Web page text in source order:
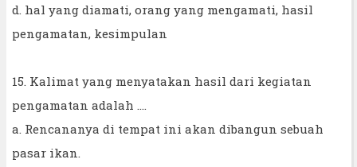
d. hal yang diamati, orang yang mengamati, hasil
pengamatan, kesimpulan
15. Kalimat yang menyatakan hasil dari kegiatan
pengamatan adalah ....
a. Rencananya di tempat ini akan dibangun sebuah
pasar ikan.